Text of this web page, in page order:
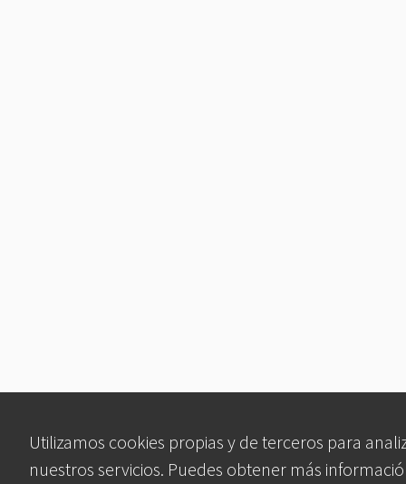
Utilizamos cookies propias y de terceros para
nuestros servicios. Puedes obtener más